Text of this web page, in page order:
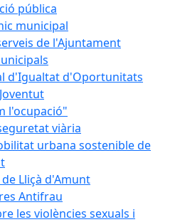
pública
municipal
de l'Ajuntament
d'Igualtat d'Oportunitats
l'ocupació"
viària
urbana sostenible de
Lliçà d'Amunt
Antifrau
les violències sexuals i